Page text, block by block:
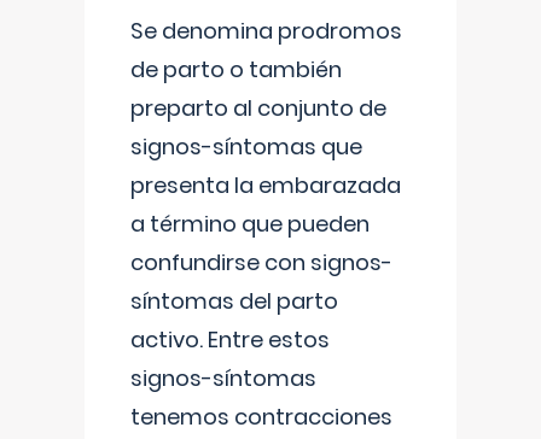
Se denomina prodromos
de parto o también
preparto al conjunto de
signos-síntomas que
presenta la embarazada
a término que pueden
confundirse con signos-
síntomas del parto
activo. Entre estos
signos-síntomas
tenemos contracciones